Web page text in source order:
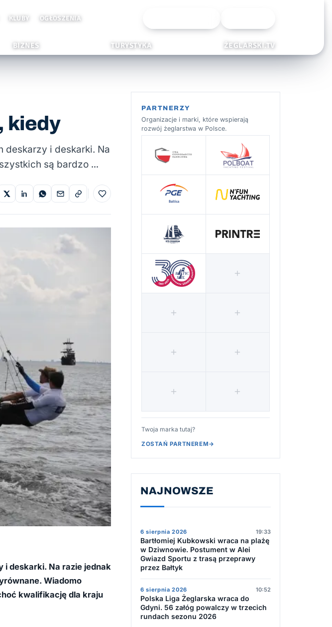
KLUBY OGŁOSZENIA
BIZNES TURYSTYKA ŻEGLARSKI.TV
kiedy
deskarzy i deskarki. Na
są bardzo …
Do ulubionych
i deskarki. Na razie jednak
Wiadomo
kwalifikację dla kraju
PARTNERZY
Organizacje i marki, które wspierają
rozwój żeglarstwa w Polsce.
Twoja marka tutaj?
ZOSTAŃ PARTNEREM→
NAJNOWSZE
6 sierpnia 2026 19:33
Bartłomiej Kubkowski wraca na plażę
w Dziwnowie. Postument w Alei
Gwiazd Sportu z trasą przeprawy
przez Bałtyk
6 sierpnia 2026 10:52
Polska Liga Żeglarska wraca do
Gdyni. 56 załóg powalczy w trzecich
rundach sezonu 2026